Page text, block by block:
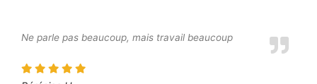
Ne parle pas beaucoup, mais travail beaucoup